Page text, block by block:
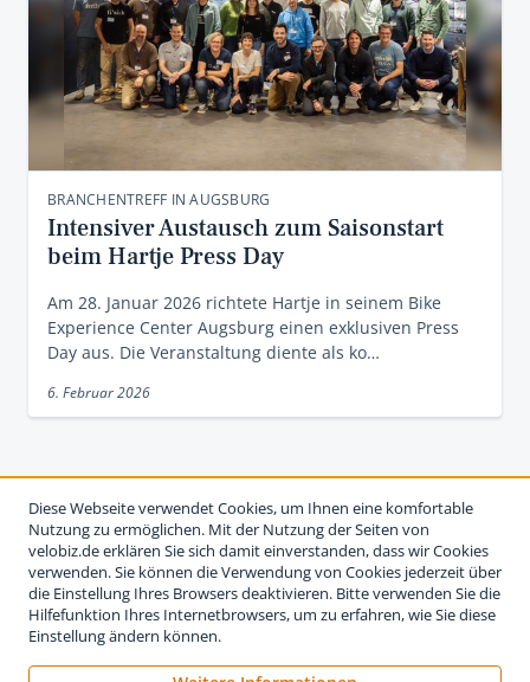
BRANCHENTREFF IN AUGSBURG
Intensiver Austausch zum Saisonstart
beim Hartje Press Day
Am 28. Januar 2026 richtete Hartje in seinem Bike
Experience Center Augsburg einen exklusiven Press
Day aus. Die Veranstaltung diente als ko…
6. Februar 2026
Diese Webseite verwendet Cookies, um Ihnen eine komfortable
Nutzung zu ermöglichen. Mit der Nutzung der Seiten von
velobiz.de erklären Sie sich damit einverstanden, dass wir Cookies
verwenden. Sie können die Verwendung von Cookies jederzeit über
die Einstellung Ihres Browsers deaktivieren. Bitte verwenden Sie die
Hilfefunktion Ihres Internetbrowsers, um zu erfahren, wie Sie diese
Einstellung ändern können.